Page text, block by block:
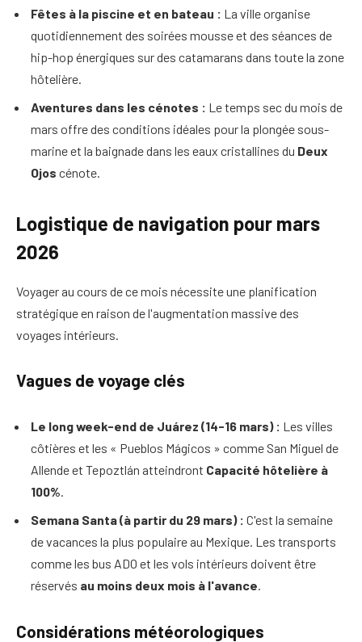
Fêtes à la piscine et en bateau : La ville organise
quotidiennement des soirées mousse et des séances de
hip-hop énergiques sur des catamarans dans toute la zone
hôtelière.
Aventures dans les cénotes : Le temps sec du mois de
mars offre des conditions idéales pour la plongée sous-
marine et la baignade dans les eaux cristallines du Deux
Ojos cénote.
Logistique de navigation pour mars
2026
Voyager au cours de ce mois nécessite une planification
stratégique en raison de l'augmentation massive des
voyages intérieurs.
Vagues de voyage clés
Le long week-end de Juárez (14-16 mars) : Les villes
côtières et les « Pueblos Mágicos » comme San Miguel de
Allende et Tepoztlán atteindront Capacité hôtelière à
100%.
Semana Santa (à partir du 29 mars) : C'est la semaine
de vacances la plus populaire au Mexique. Les transports
comme les bus ADO et les vols intérieurs doivent être
réservés au moins deux mois à l'avance.
Considérations météorologiques